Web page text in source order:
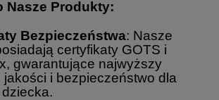
Nasze Produkty:
Bezpieczeństwa: Nasze
certyfikaty GOTS i
gwarantujące najwyższy
jakości i bezpieczeństwo dla